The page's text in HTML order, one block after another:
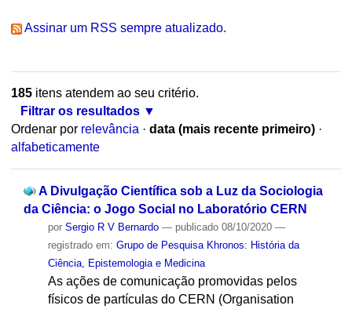
Assinar um RSS sempre atualizado.
185itens atendem ao seu critério.
Filtrar os resultados
Ordenar por relevância · data (mais recente primeiro) ·
alfabeticamente
A Divulgação Científica sob a Luz da Sociologia
da Ciência: o Jogo Social no Laboratório CERN
por Sergio R V Bernardo — publicado08/10/2020 —
registrado em: Grupo de Pesquisa Khronos: História da
Ciência, Epistemologia e Medicina
As ações de comunicação promovidas pelos
físicos de partículas do CERN (Organisation